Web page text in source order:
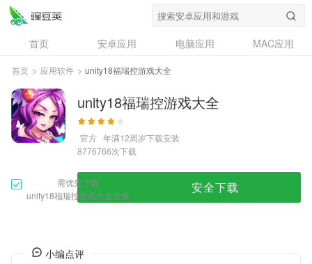
首页 安卓应用 电脑应用
MAC应用
资讯
专题
问答
首页 > 应用软件 > unity18福瑞控游戏大全
unity18福瑞控游戏大全
官方 年满12周岁下载安装
8776766次下载
需优先下载
unity18福瑞控游戏大全安装
安全下载
小编点评